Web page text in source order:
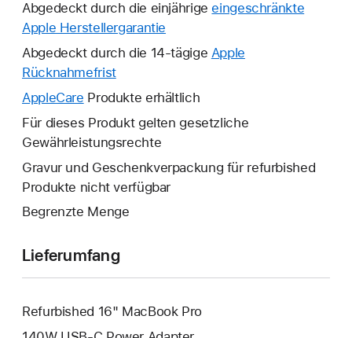
Abgedeckt durch die einjährige eingeschränkte
Apple Herstellergarantie
neues
geöffnet.
Abgedeckt durch die 14-tägige Apple
RücknahmefristEin
neues
wird
geöffnet.
AppleCare Ein
neues
Fenster
geöffnet.
Produkte erhältlich
Für dieses Produkt gelten gesetzliche
Gewährleistungsrechte
Gravur und Geschenkverpackung für refurbished
Produkte nicht verfügbar
Begrenzte Menge
Lieferumfang
Refurbished 16" MacBook Pro